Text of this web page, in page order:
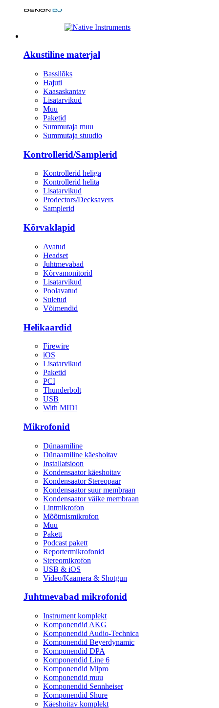
Akustiline materjal
Bassilõks
Hajuti
Kaasaskantav
Lisatarvikud
Muu
Paketid
Summutaja muu
Summutaja stuudio
Kontrollerid/Samplerid
Kontrollerid heliga
Kontrollerid helita
Lisatarvikud
Prodectors/Decksavers
Samplerid
Kõrvaklapid
Avatud
Headset
Juhtmevabad
Kõrvamonitorid
Lisatarvikud
Poolavatud
Suletud
Võimendid
Helikaardid
Firewire
iOS
Lisatarvikud
Paketid
PCI
Thunderbolt
USB
With MIDI
Mikrofonid
Dünaamiline
Dünaamiline käeshoitav
Installatsioon
Kondensaator käeshoitav
Kondensaator Stereopaar
Kondensaator suur membraan
Kondensaator väike membraan
Lintmikrofon
Mõõtmismikrofon
Muu
Pakett
Podcast pakett
Reportermikrofonid
Stereomikrofon
USB & iOS
Video/Kaamera & Shotgun
Juhtmevabad mikrofonid
Instrument komplekt
Komponendid AKG
Komponendid Audio-Technica
Komponendid Beyerdynamic
Komponendid DPA
Komponendid Line 6
Komponendid Mipro
Komponendid muu
Komponendid Sennheiser
Komponendid Shure
Käeshoitav komplekt